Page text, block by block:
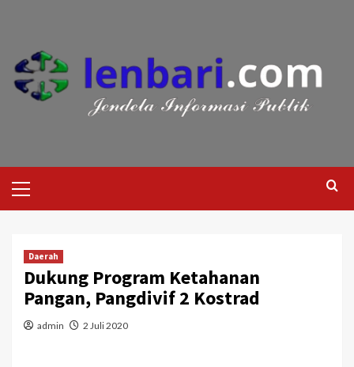
Daerah
Dukung Program Ketahanan
Pangan, Pangdivif 2 Kostrad
admin 2 Juli 2020